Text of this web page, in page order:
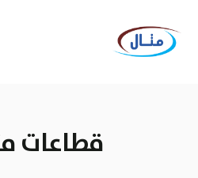
قطاعات